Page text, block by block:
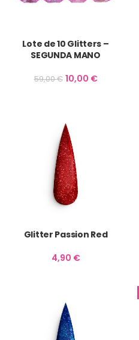
Lote de 10 Glitters –
SEGUNDA MANO
59,00€ 10,00 €
Glitter Passion Red
4,90 €